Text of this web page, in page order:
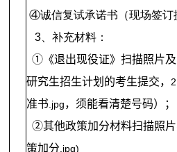
④诚信复试承诺书（现场签订
3、补充材料：
①《退出现役证》扫描照片
研究生招生计划的考生提交， 2
准书 .jpg，须能看清楚号码）；
②其他政策加分材料扫描照片
策加分 .jpg)